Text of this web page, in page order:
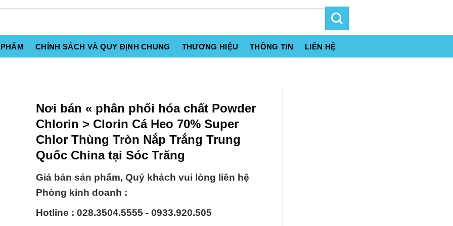
CHÍNH SÁCH VÀ QUY ĐỊNH CHUNG THƯƠNG HIỆU THÔNG TIN LIÊN HỆ
Nơi bán « phân phối hóa chất Powder
Chlorin > Clorin Cá Heo 70% Super
Chlor Thùng Tròn Nắp Trắng Trung
Quốc China tại Sóc Trăng
Giá bán sản phẩm, Quý khách vui lòng liên hệ
Phòng kinh doanh :
Hotline : 028.3504.5555 - 0933.920.505